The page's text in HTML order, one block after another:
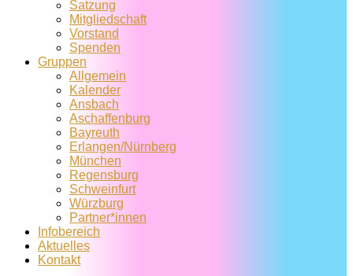
Satzung
Mitglied­schaft
Vorstand
Spenden
Gruppen
Allgemein
Kalender
Ansbach
Aschaffenburg
Bayreuth
Erlangen/Nürnberg
München
Regensburg
Schweinfurt
Würzburg
Partner*innen
Infobereich
Aktuelles
Kontakt